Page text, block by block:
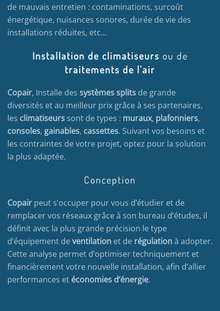
de mauvais entretien : contaminations, surcoût
énergétique, nuisances sonores, durée de vie des
installations réduites, etc…
Installation de climatiseurs ou de
traitements de l'air
Copair, Installe des systèmes splits de grande
diversités et au meilleur prix grâce à ses partenaires,
les climatiseurs sont de types : muraux, plafonniers,
consoles, gainables, cassettes. Suivant vos besoins et
les contraintes de votre projet, optez pour la solution
la plus adaptée.
Conception
Copair peut s’occuper pour vous d’étudier et de
remplacer vos réseaux grâce à son bureau d’études, il
définit avec la plus grande précision le type
d’équipement deventilation et de régulationà adopter.
Cette analyse permet d’optimiser techniquement et
financièrement votre nouvelle installation, afin d’allier
performances et économies d’énergie.